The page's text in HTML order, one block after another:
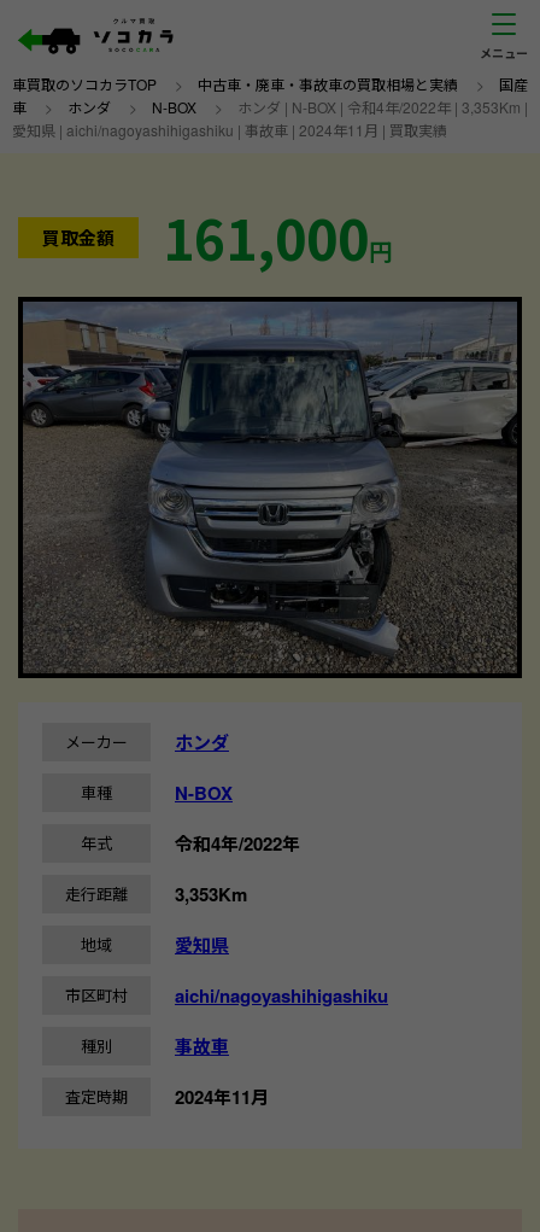
車買取のソコカラTOP > 中古車・廃車・事故車の買取相場と実績 > 国産
車 > ホンダ > N-BOX >
ホンダ | N-BOX | 令和4年/2022年 | 3,353Km |
愛知県 | aichi/nagoyashihigashiku | 事故車 | 2024年11月 | 買取実績
買取金額 161,000円
メーカー ホンダ
車種 N-BOX
年式 令和4年/2022年
走行距離 3,353Km
地域 愛知県
市区町村 aichi/nagoyashihigashiku
種別 事故車
査定時期 2024年11月